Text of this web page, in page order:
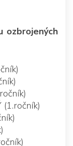
ozbrojených
(1.ročník)